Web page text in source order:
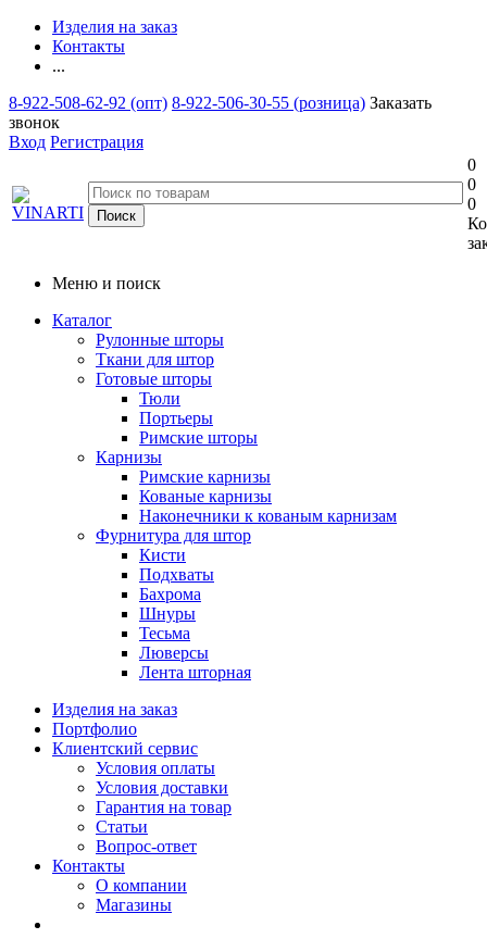
Изделия на заказ
Контакты
...
8-922-508-62-92 (опт) 8-922-506-30-55 (розница) Заказать
звонок
Вход Регистрация
0
0
0
Меню и поиск
Каталог
Рулонные шторы
Ткани для штор
Готовые шторы
Тюли
Портьеры
Римские шторы
Карнизы
Римские карнизы
Кованые карнизы
Наконечники к кованым карнизам
Фурнитура для штор
Кисти
Подхваты
Бахрома
Шнуры
Тесьма
Люверсы
Лента шторная
Изделия на заказ
Портфолио
Клиентский сервис
Условия оплаты
Условия доставки
Гарантия на товар
Статьи
Вопрос-ответ
Контакты
О компании
Магазины